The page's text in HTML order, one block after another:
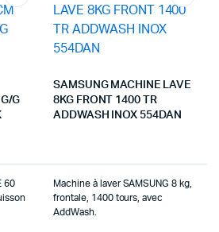
G
60
SAMSUNG MACHINE LAVE
8KG FRONT 1400 TR
ADDWASH INOX 554DAN
Machine à laver SAMSUNG 8 kg,
frontale, 1400 tours, avec
AddWash.